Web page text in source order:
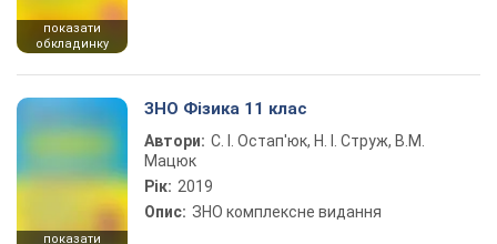
показати
обкладинку
показати
ЗНО Фізика 11 клас
Автори: С. І. Остап'юк, Н. І. Струж, В.М.
Мацюк
Рік: 2019
Опис: ЗНО комплексне видання